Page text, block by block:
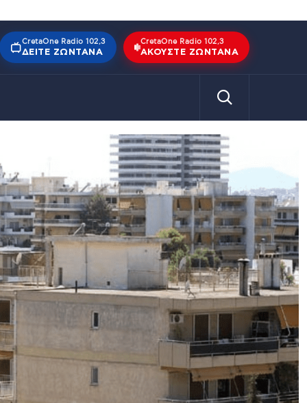
CretaOne Radio 102,3
ΔΕΊΤΕ ΖΩΝΤΑΝΆ
CretaOne Radio 102,3
ΑΚΟΎΣΤΕ ΖΩΝΤΑΝΆ